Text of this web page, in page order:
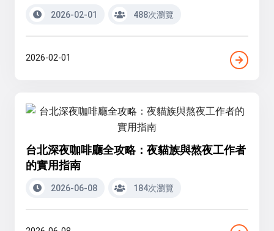
2026-02-01 488次瀏覽
2026-02-01
台北深夜咖啡廳全攻略：夜貓族與熬夜工作者
的實用指南
2026-06-08 184次瀏覽